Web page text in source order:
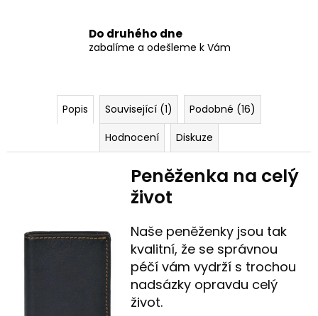
Do druhého dne
zabalíme a odešleme k Vám
Popis Související (1)
Podobné (16)
Hodnocení
Diskuze
Peněženka na celý
život
Naše peněženky jsou tak
kvalitní, že se správnou
péčí vám vydrží s trochou
nadsázky opravdu celý
život.